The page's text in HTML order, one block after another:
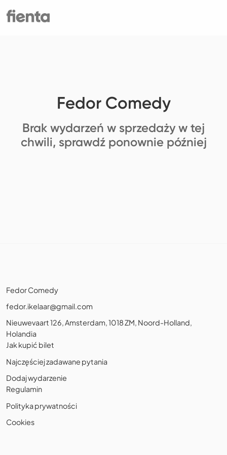
Fedor Comedy
Brak wydarzeń w sprzedaży w tej
chwili, sprawdź ponownie później
Fedor Comedy
fedor.ikelaar@gmail.com
Nieuwevaart 126, Amsterdam, 1018 ZM, Noord-Holland,
Holandia
Jak kupić bilet
Najczęściej zadawane pytania
Dodaj wydarzenie
Regulamin
Polityka prywatności
Cookies